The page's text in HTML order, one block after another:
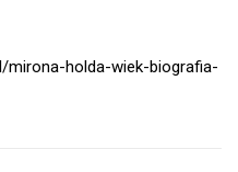
holda-wiek-biografia-